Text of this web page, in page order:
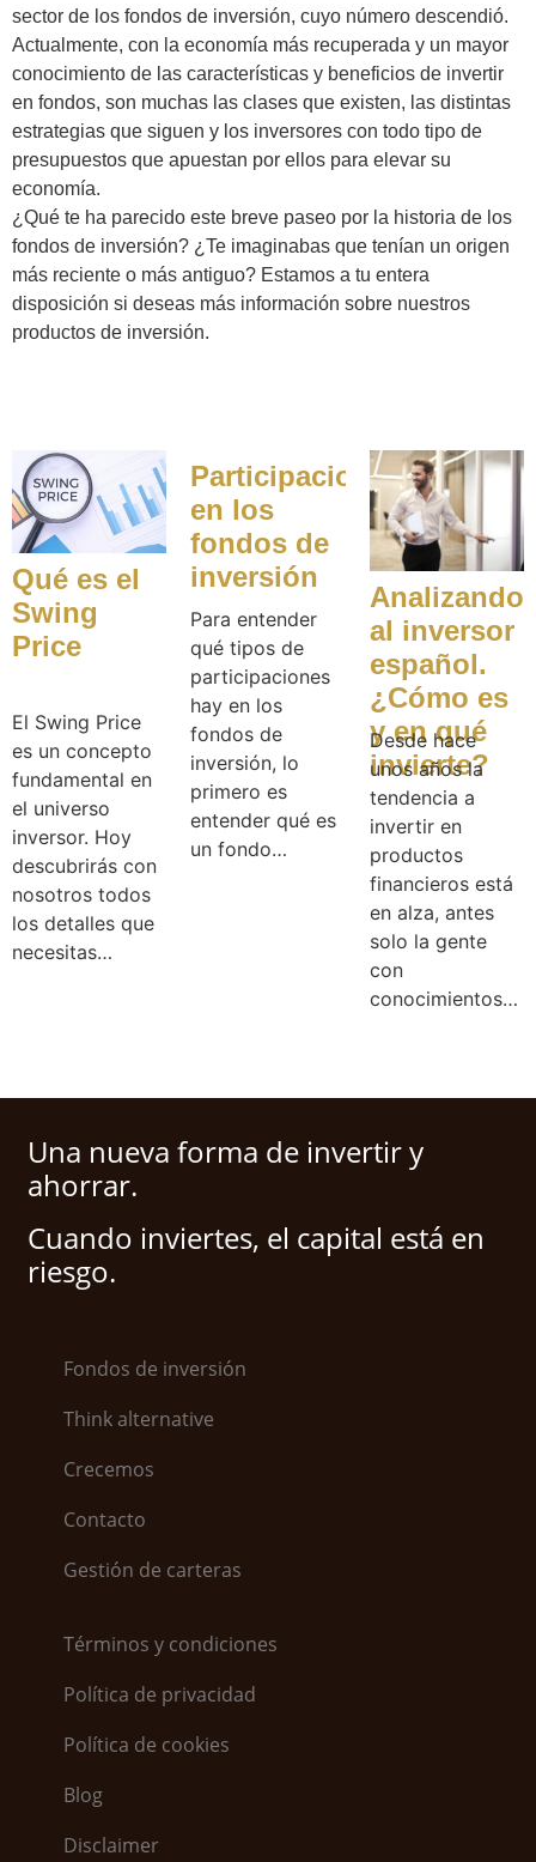
sector de los fondos de inversión, cuyo número descendió.
Actualmente, con la economía más recuperada y un mayor
conocimiento de las características y beneficios de invertir
en fondos, son muchas las clases que existen, las distintas
estrategias que siguen y los inversores con todo tipo de
presupuestos que apuestan por ellos para elevar su
economía.
¿Qué te ha parecido este breve paseo por la historia de los
fondos de inversión? ¿Te imaginabas que tenían un origen
más reciente o más antiguo? Estamos a tu entera
disposición si deseas más información sobre nuestros
productos de inversión.
Qué es el
Swing
Price
El Swing Price
es un concepto
fundamental en
el universo
inversor. Hoy
descubrirás con
nosotros todos
los detalles que
necesitas…
Participaciones
en los
fondos de
inversión
Para entender
qué tipos de
participaciones
hay en los
fondos de
inversión, lo
primero es
entender qué es
un fondo…
Analizando
al inversor
español.
¿Cómo es
y en qué
invierte?
Desde hace
unos años la
tendencia a
invertir en
productos
financieros está
en alza, antes
solo la gente
con
conocimientos…
Una nueva forma de invertir y
ahorrar.
Cuando inviertes, el capital está en
riesgo.
Fondos de inversión
Think alternative
Crecemos
Contacto
Gestión de carteras
Términos y condiciones
Política de privacidad
Política de cookies
Blog
Disclaimer